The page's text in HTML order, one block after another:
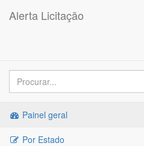
Alerta Licitação
Painel geral
Por Estado